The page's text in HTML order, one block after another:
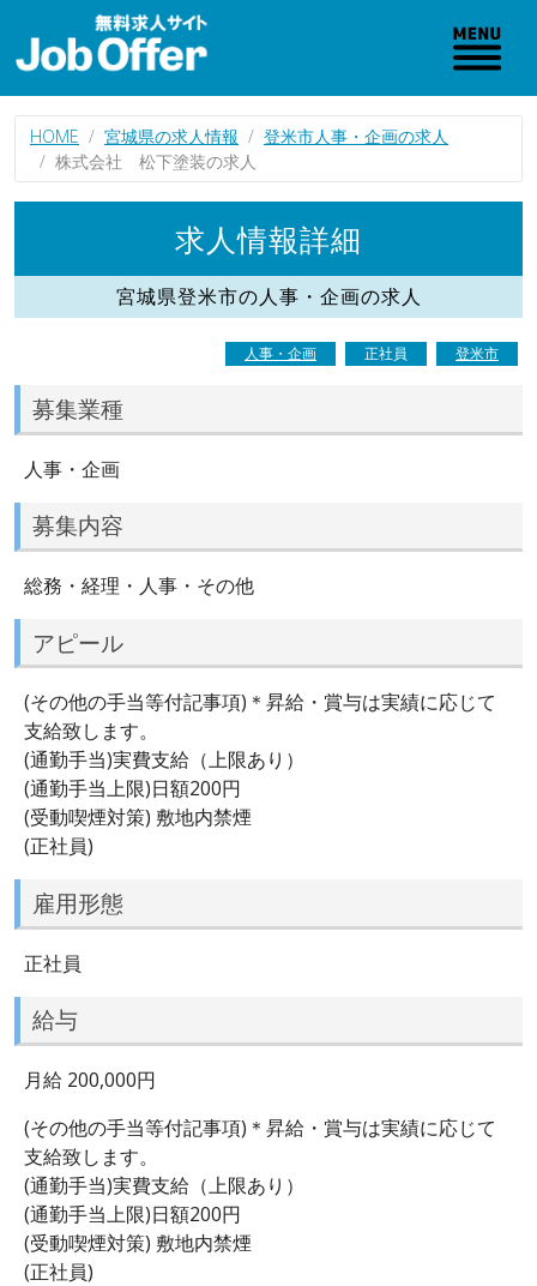
HOME 宮城県の求人情報
登米市人事・企画の求人
株式会社 松下塗装の求人
求人情報詳細
宮城県登米市の人事・企画の求人
人事・企画 正社員 登米市
募集業種
人事・企画
募集内容
総務・経理・人事・その他
アピール
(その他の手当等付記事項)＊昇給・賞与は実績に応じて
支給致します。
(通勤手当)実費支給（上限あり）
(通勤手当上限)日額200円
(受動喫煙対策) 敷地内禁煙
(正社員)
雇用形態
正社員
給与
月給 200,000円
(その他の手当等付記事項)＊昇給・賞与は実績に応じて
支給致します。
(通勤手当)実費支給（上限あり）
(通勤手当上限)日額200円
(受動喫煙対策) 敷地内禁煙
(正社員)